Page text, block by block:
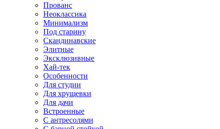
Прованс
Неоклассика
Минимализм
Под старину
Скандинавские
Элитные
Эксклюзивные
Хай-тек
Особенности
Для студии
Для хрущевки
Для дачи
Встроенные
С антресолями